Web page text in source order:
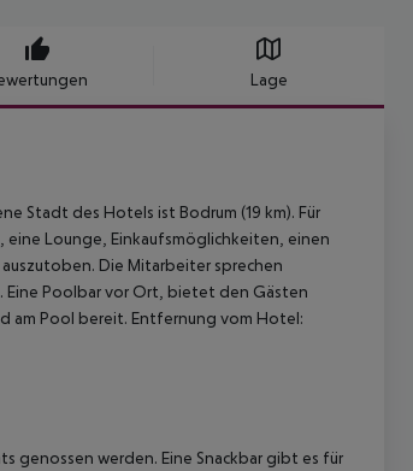
Lage
Stadt des Hotels ist Bodrum (19 km). Für
Lounge, Einkaufsmöglichkeiten, einen
Die Mitarbeiter sprechen
Eine Poolbar vor Ort, bietet den Gästen
am Pool bereit. Entfernung vom Hotel:
genossen werden. Eine Snackbar gibt es für